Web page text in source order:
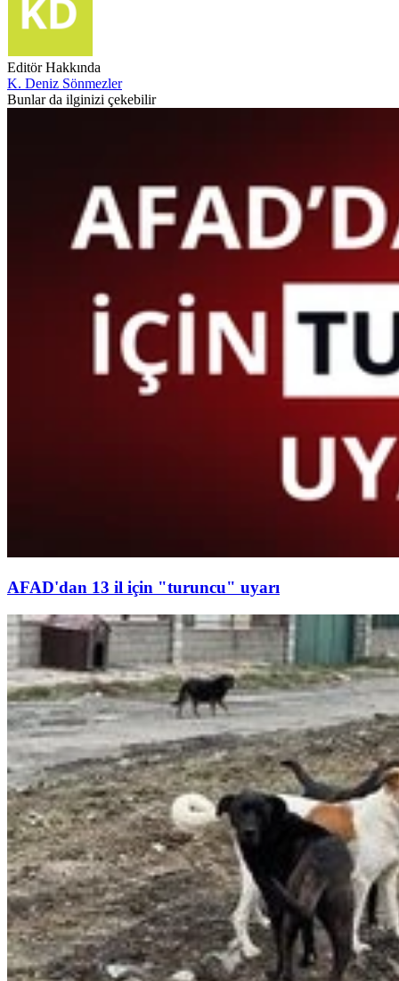
Editör Hakkında
K. Deniz Sönmezler
Bunlar da ilginizi çekebilir
AFAD'dan 13 il için "turuncu" uyarı